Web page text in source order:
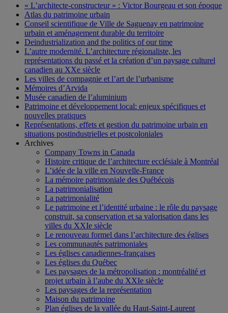
« L’architecte-constructeur » : Victor Bourgeau et son époque
Atlas du patrimoine urbain
Conseil scientifique de Ville de Saguenay en patrimoine
urbain et aménagement durable du territoire
Deindustrialization and the politics of our time
L’autre modernité. L’architecture régionaliste, les
représentations du passé et la création d’un paysage culturel
canadien au XXe siècle
Les villes de compagnie et l’art de l’urbanisme
Mémoires d’Arvida
Musée canadien de l’aluminium
Patrimoine et développement local: enjeux spécifiques et
nouvelles pratiques
Représentations, effets et gestion du patrimoine urbain en
situations postindustrielles et postcoloniales
Archives
Company Towns in Canada
Histoire critique de l’architecture ecclésiale à Montréal
L’idée de la ville en Nouvelle-France
La mémoire patrimoniale des Québécois
La patrimonialisation
La patrimonialité
Le patrimoine et l’identité urbaine : le rôle du paysage
construit, sa conservation et sa valorisation dans les
villes du XXIe siècle
Le renouveau formel dans l’architecture des églises
Les communautés patrimoniales
Les églises canadiennes-françaises
Les églises du Québec
Les paysages de la métropolisation : montréalité et
projet urbain à l’aube du XXIe siècle
Les paysages de la représentation
Maison du patrimoine
Plan églises de la vallée du Haut-Saint-Laurent